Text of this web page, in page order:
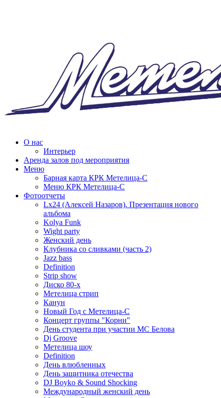
О нас
Интерьер
Аренда залов под мероприятия
Меню
Барная карта КРК Метелица-С
Меню КРК Метелица-С
Фотоотчеты
Lx24 (Алексей Назаров). Презентация нового
альбома
Kolya Funk
Wight party
Женский день
Клубника со сливками (часть 2)
Jazz bass
Definition
Strip show
Диско 80-х
Метелица стрип
Канун
Новый Год с Метелица-С
Концерт группы "Корни"
День студента при участии МС Белова
Dj Groove
Метелица шоу
Definition
День влюбленных
День защитника отечества
DJ Boyko & Sound Shocking
Международный женский день